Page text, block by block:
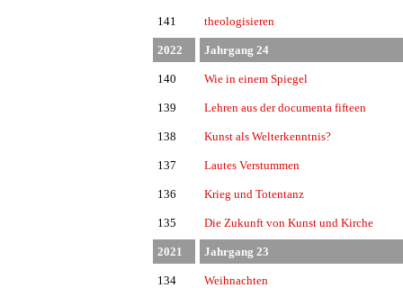
141 theologisieren
2022 Jahrgang 24
140 Wie in einem Spiegel
139 Lehren aus der documenta fifteen
138 Kunst als Welterkenntnis?
137 Lautes Verstummen
136 Krieg und Totentanz
135 Die Zukunft von Kunst und Kirche
2021 Jahrgang 23
134 Weihnachten